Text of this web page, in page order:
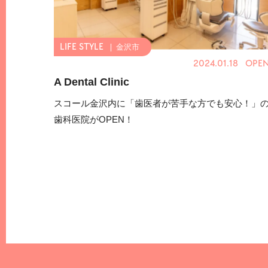
金沢市
2024.01.18
A Dental Clinic
スコール金沢内に「歯医者が苦手な方でも安心！」
歯科医院がOPEN！